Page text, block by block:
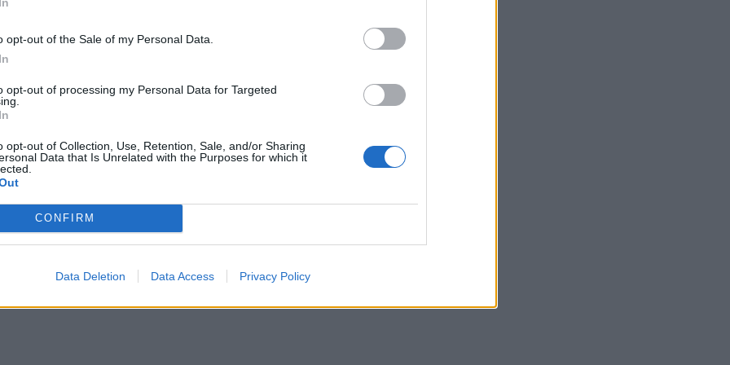
opt-out of the Sale of my Personal Data.
opt-out of processing my Personal Data for Targeted
opt-out of Collection, Use, Retention, Sale, and/or Sharing
Data that Is Unrelated with the Purposes for which it
CONFIRM
Data Deletion Data Access Privacy Policy
κωδικούς πρόσβασης του TAXISnet ή με τους κωδικούς
να επισκεφτούν την ιστοσελίδα του ΟΑΕΔ.